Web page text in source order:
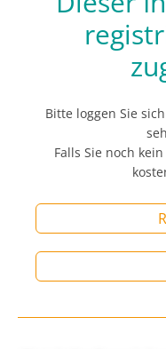
Bitte loggen Sie
Falls Sie noch